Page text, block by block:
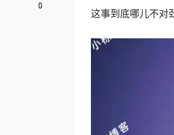
这事到底哪儿不对
0